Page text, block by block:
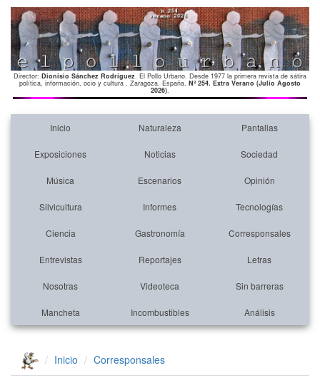
Director: Dionisio Sánchez Rodríguez. El Pollo Urbano. Desde 1977 la primera revista de sátira
política, información, ocio y cultura . Zaragoza. España. Nº 254. Extra Verano (Julio Agosto
2026).
Inicio Naturaleza Pantallas
Exposiciones Noticias Sociedad
Música Escenarios Opinión
Silvicultura Informes Tecnologías
Ciencia Gastronomía Corresponsales
Entrevistas Reportajes Letras
Nosotras Videoteca Sin barreras
Mancheta Incombustibles Análisis
Inicio Corresponsales